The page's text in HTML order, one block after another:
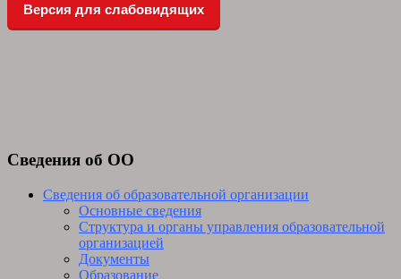
Версия для слабовидящих
Сведения об ОО
Сведения об образовательной организации
Основные сведения
Структура и органы управления образовательной
организацией
Документы
Образование